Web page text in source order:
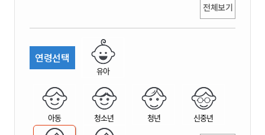
전체보기
연령선택
유아
아동 청소년 청년 신중년